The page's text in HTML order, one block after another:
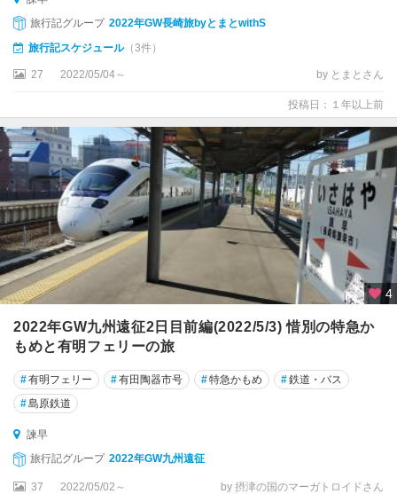
旅行記グループ 2022年GW長崎旅byとまとwithS
旅行記スケジュール（3件）
27 2022/05/04～ by とまとさん
投稿日：１年以上前
4
2022年GW九州遠征2日目前編(2022/5/3) 惜別の特急か
もめと有明フェリーの旅
#有明フェリー #有田陶器市号 #特急かもめ #鉄道・バス
#島原鉄道
諫早
旅行記グループ 2022年GW九州遠征
37 2022/05/02～ by 摂津の国のマーガトロイドさん